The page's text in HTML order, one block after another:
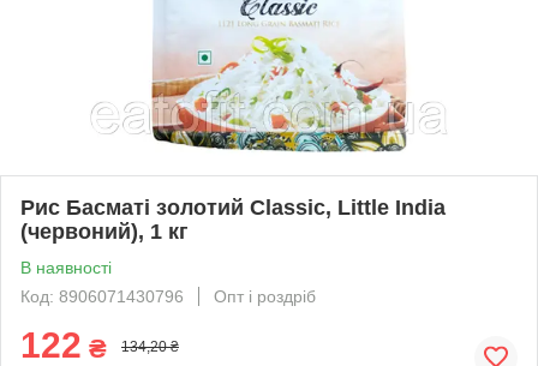
Рис Басматі золотий Clаssic, Little India
(червоний), 1 кг
В наявності
Код: 8906071430796
Опт і роздріб
122 ₴ 134,20 ₴